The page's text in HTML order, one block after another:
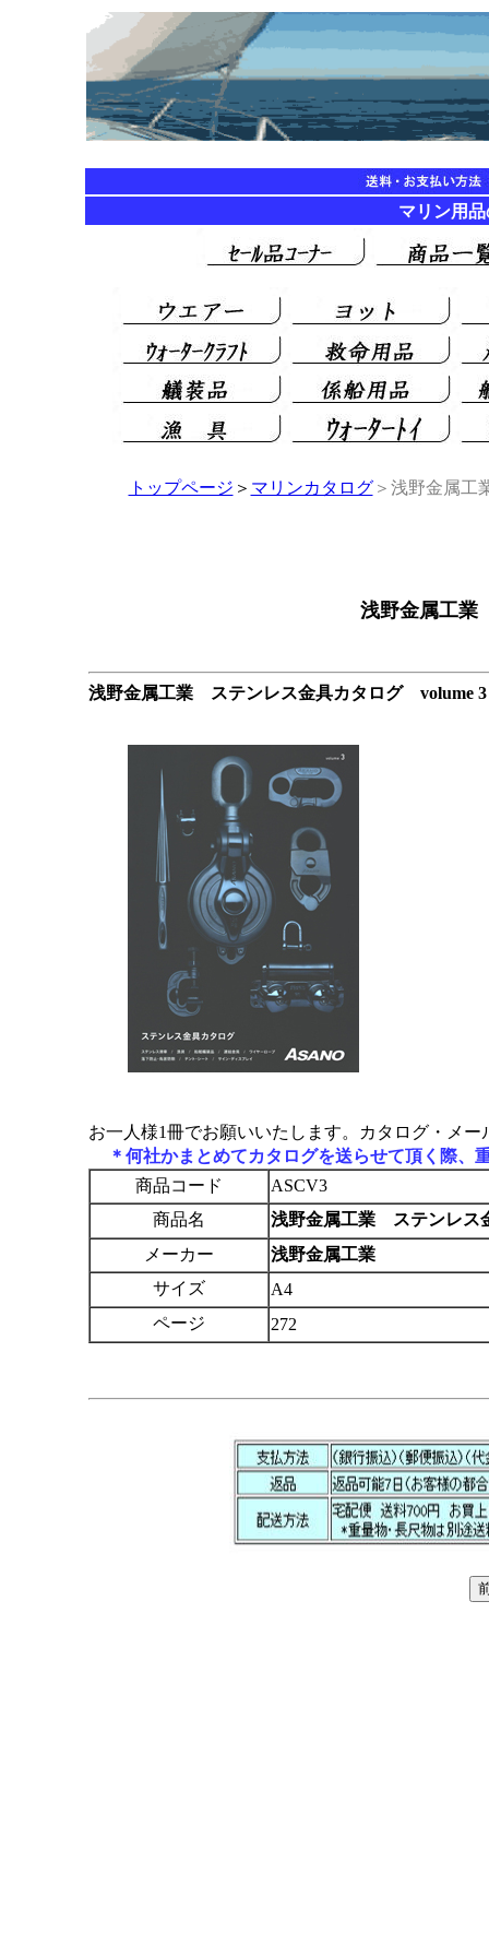
マリン用
トップページ ＞ マリンカタログ＞浅野金属工
浅野金属工
浅野金属工業 ステンレス金具カタログ volume 3
お一人様1冊でお願いいたします。カタログ・メー
＊何社かまとめてカタログを送らせて頂く際、
商品コード
ASCV3
商品名
浅野金属工業 ステンレス
メーカー
浅野金属工業
サイズ
A4
ページ
272